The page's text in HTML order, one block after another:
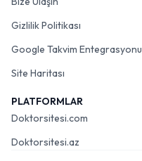
Gizlilik Politikası
Google Takvim Entegrasyonu
Site Haritası
PLATFORMLAR
Doktorsitesi.com
Doktorsitesi.az